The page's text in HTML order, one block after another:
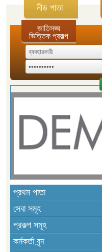
নীড় পাতা
জাতিসঙ্ঘ
ভিত্তিক প্রকল্প
প্রথম পাতা
সেবা সমূহ
প্রকল্প সমূহ
কর্মকর্তা বৃন্দ